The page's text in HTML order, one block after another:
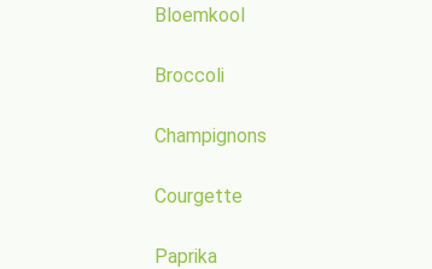
Bloemkool
Broccoli
Champignons
Courgette
Paprika